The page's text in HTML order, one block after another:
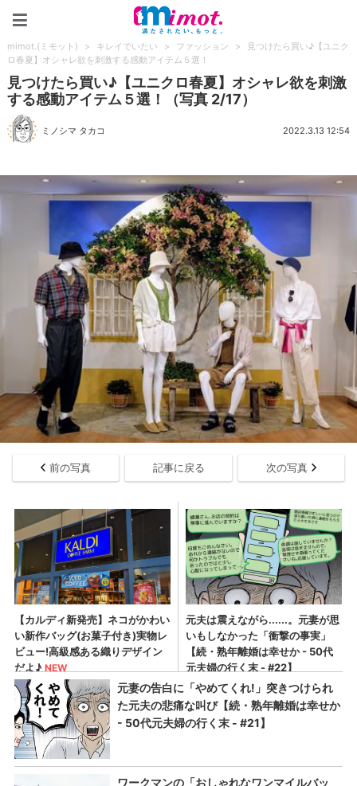
mimot.(ミモット) > キレイでいたい > ファッション >
見つけたら買い♪【ユニク
ロ春夏】オシャレ欲を刺激する感動アイテム５選！
見つけたら買い♪【ユニクロ春夏】オシャレ欲を刺激
する感動アイテム５選！（写真 2/17）
ミノシマ タカコ 2022.3.13 12:54
前の写真 記事に戻る 次の写真